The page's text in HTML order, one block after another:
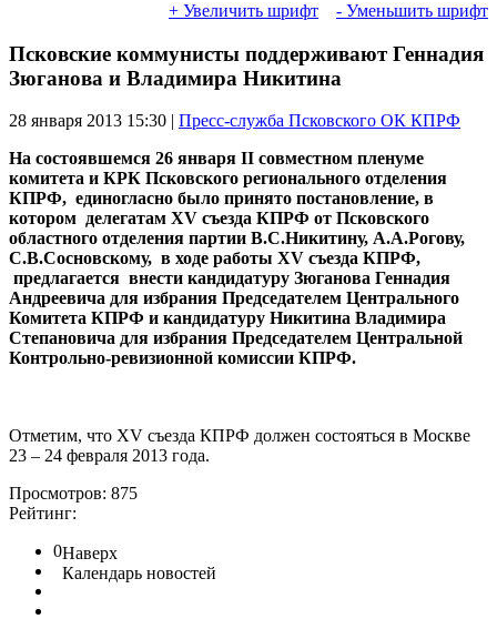
+ Увеличить шрифт - Уменьшить шрифт
Псковские коммунисты поддерживают Геннадия
Зюганова и Владимира Никитина
28 января 2013 15:30 | Пресс-служба Псковского ОК КПРФ
На состоявшемся 26 января II совместном пленуме
комитета и КРК Псковского регионального отделения
КПРФ, единогласно было принято постановление, в
котором делегатам XV съезда КПРФ от Псковского
областного отделения партии В.С.Никитину, А.А.Рогову,
С.В.Сосновскому, в ходе работы XV съезда КПРФ,
предлагается внести кандидатуру Зюганова Геннадия
Андреевича для избрания Председателем Центрального
Комитета КПРФ и кандидатуру Никитина Владимира
Степановича для избрания Председателем Центральной
Контрольно-ревизионной комиссии КПРФ.
Отметим, что XV съезда КПРФ должен состояться в Москве
23 – 24 февраля 2013 года.
Просмотров: 875
Рейтинг:
0Наверх
Календарь новостей